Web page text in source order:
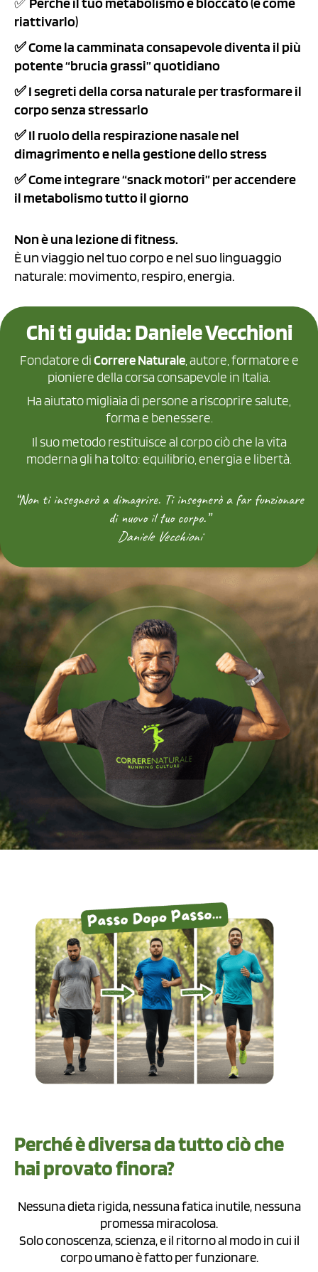
riattivarlo)
✅ Come la camminata consapevole diventa il più
potente “brucia grassi” quotidiano
✅ I segreti della corsa naturale per trasformare il
corpo senza stressarlo
✅ Il ruolo della respirazione nasale nel
dimagrimento e nella gestione dello stress
✅ Come integrare “snack motori” per accendere
il metabolismo tutto il giorno
Non è una lezione di fitness.
È un viaggio nel tuo corpo e nel suo linguaggio
naturale: movimento, respiro, energia.
Chi ti guida: Daniele Vecchioni
Fondatore diCorrere Naturale, autore, formatore e
pioniere della corsa consapevole in Italia.
Ha aiutato migliaia di persone a riscoprire salute,
forma e benessere.
Il suo metodo restituisce al corpo ciò che la vita
moderna gli ha tolto: equilibrio, energia e libertà.
“Non ti insegnerò a dimagrire. Ti insegnerò a far funzionare
di nuovo il tuo corpo.”
Daniele Vecchioni
Perché è diversa da tutto ciò che
hai provato finora?
Nessuna dieta rigida, nessuna fatica inutile, nessuna
promessa miracolosa.
Solo conoscenza, scienza, e il ritorno al modo in cui il
corpo umano è fatto per funzionare.